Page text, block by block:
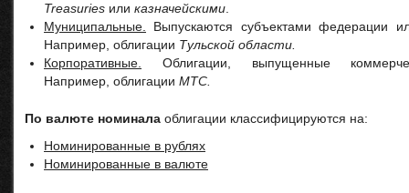
Treasuries или казначейскими
Муниципальные.
Выпускаются субъектами федерации
Например, облигации Тульской области.
Корпоративные.
Облигации, выпущенные
Например, облигации МТС.
По валюте номинала облигации классифицируются на:
Номинированные в рублях
Номинированные в валюте